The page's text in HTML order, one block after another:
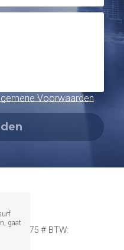
# BTW:
gaat